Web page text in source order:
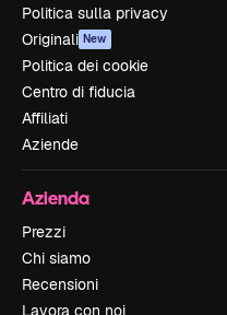
Politica sulla privacy
Originali New
Politica dei cookie
Centro di fiducia
Affiliati
Aziende
Azienda
Prezzi
Chi siamo
Recensioni
Lavora con noi